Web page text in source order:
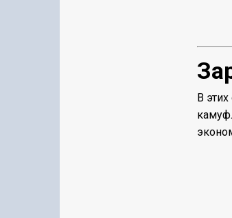
В